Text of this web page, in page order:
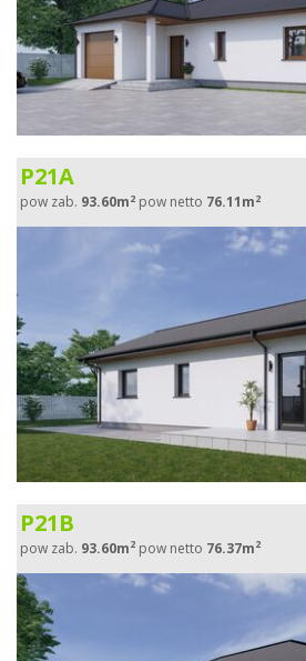
P21A
pow zab. 93.60m2 pow netto 76.11m2
P21B
pow zab. 93.60m2 pow netto 76.37m2